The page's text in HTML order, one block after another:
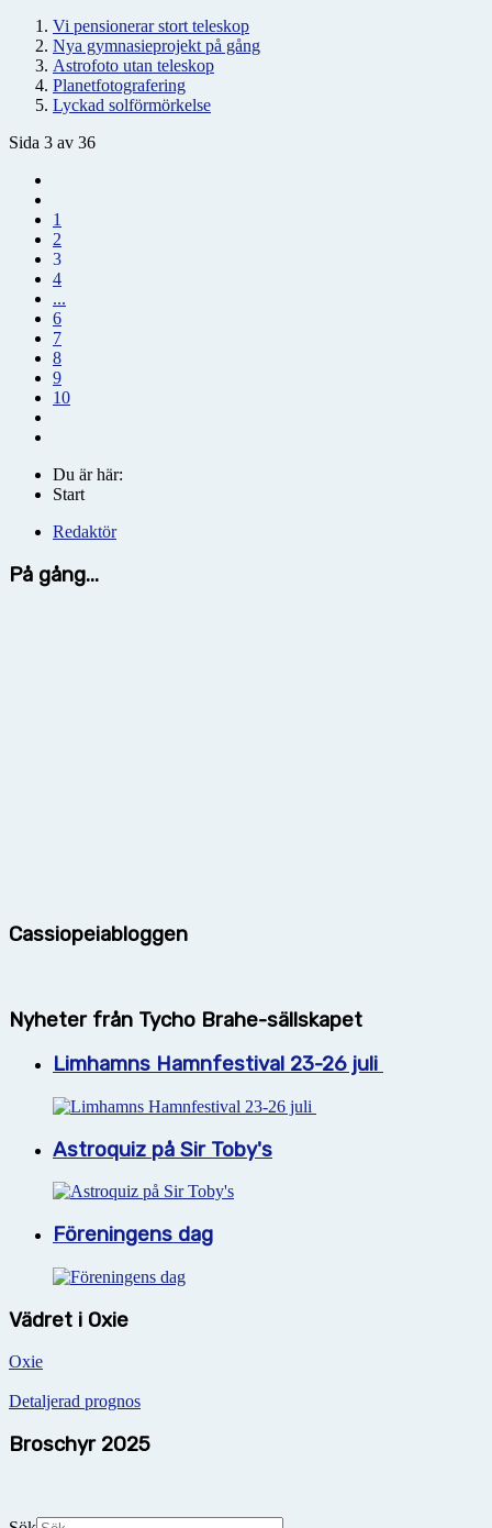
Vi pensionerar stort teleskop
Nya gymnasieprojekt på gång
Astrofoto utan teleskop
Planetfotografering
Lyckad solförmörkelse
Sida 3 av 36
1
2
3
4
...
6
7
8
9
10
Du är här:
Start
Redaktör
På gång...
Cassiopeiabloggen
Nyheter från Tycho Brahe-sällskapet
Limhamns Hamnfestival 23-26 juli
Astroquiz på Sir Toby's
Föreningens dag
Vädret i Oxie
Oxie
Detaljerad prognos
Broschyr 2025